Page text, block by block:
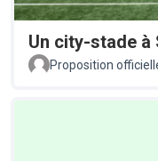
Un city-stade à
Proposition